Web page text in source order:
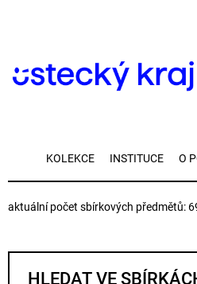
KOLEKCE INSTITUCE O
aktuální počet sbírkových předmětů: